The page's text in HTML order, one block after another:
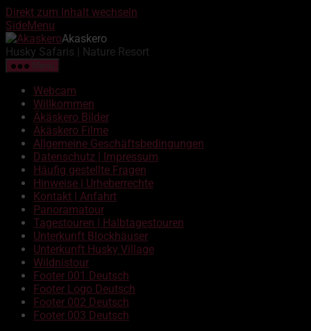
Direkt zum Inhalt wechseln
SideMenu
Akaskero
Husky Safaris | Nature Resort
Webcam
Willkommen
Äkäskero Bilder
Äkäskero Filme
Allgemeine Geschäftsbedingungen
Datenschutz | Impressum
Häufig gestellte Fragen
Hinweise | Urheberrechte
Kontakt | Anfahrt
Panoramatour
Tagestouren | Halbtagestouren
Unterkunft Blockhäuser
Unterkunft Husky Village
Wildnistour
Footer 001 Deutsch
Footer Logo Deutsch
Footer 002 Deutsch
Footer 003 Deutsch